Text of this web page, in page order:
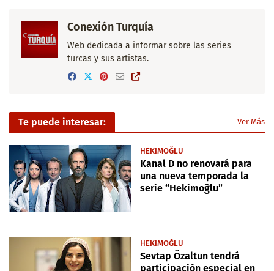
Conexión Turquía
Web dedicada a informar sobre las series
turcas y sus artistas.
Te puede interesar: Ver Más
HEKIMOĞLU
Kanal D no renovará para
una nueva temporada la
serie “Hekimoğlu”
HEKIMOĞLU
Sevtap Özaltun tendrá
participación especial en